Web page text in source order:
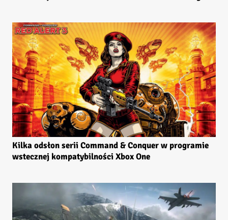
Kilka odsłon serii Command & Conquer w programie
wstecznej kompatybilności Xbox One